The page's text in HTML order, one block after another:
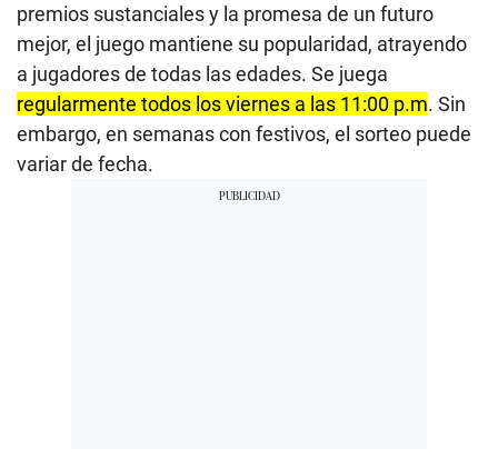
premios sustanciales y la promesa de un futuro
mejor, el juego mantiene su popularidad, atrayendo
a jugadores de todas las edades. Se juega
regularmente todos los viernes a las 11:00 p.m. Sin
embargo, en semanas con festivos, el sorteo puede
variar de fecha.